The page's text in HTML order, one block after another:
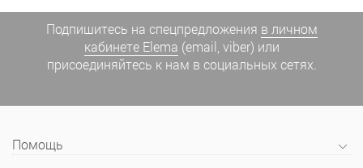
Подпишитесь на спецпредложения в личном
кабинете Elema (email, viber) или
присоединяйтесь к нам в социальных сетях.
Помощь